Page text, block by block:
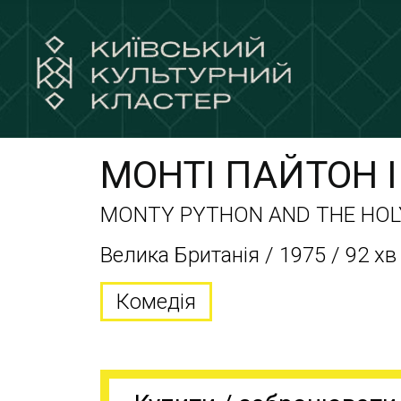
МОНТІ ПАЙТОН
MONTY PYTHON AND THE
Велика Британія / 1975 / 92 хв
Комедія